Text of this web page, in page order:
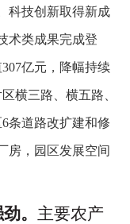
科技创新取得新成
术类成果完成登
307亿元，降幅持续
横三路、横五路、
6条道路改扩建和修
房，园区发展空间
劲。 主要农产